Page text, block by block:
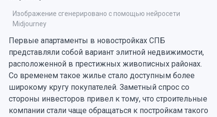
Изображение сгенерировано с помощью нейросети
Midjourney
Первые апартаменты в новостройках СПБ
представляли собой вариант элитной недвижимости,
расположенной в престижных живописных районах.
Со временем такое жилье стало доступным более
широкому кругу покупателей. Заметный спрос со
стороны инвесторов привел к тому, что строительные
компании стали чаще обращаться к постройкам такого